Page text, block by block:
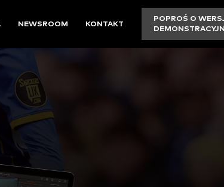
NEWSROOM KONTAKT
POPROŚ O
PRZEGLĄDU